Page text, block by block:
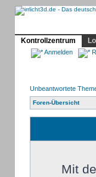
Kontrollzentrum
Anmelden
Unbeantwortete
Foren-Übersicht
Mit